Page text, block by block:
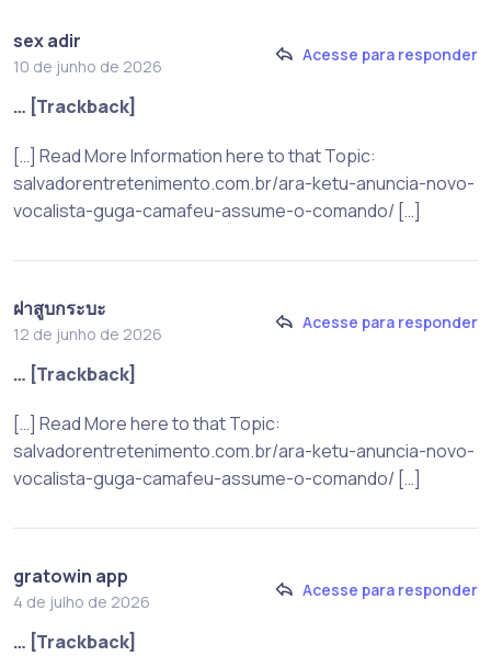
sex adir
10 de junho de 2026
Acesse para responder
… [Trackback]
[…] Read More Information here to that Topic:
salvadorentretenimento.com.br/ara-ketu-anuncia-novo-
vocalista-guga-camafeu-assume-o-comando/ […]
ฝาสูบกระบะ
12 de junho de 2026
Acesse para responder
… [Trackback]
[…] Read More here to that Topic:
salvadorentretenimento.com.br/ara-ketu-anuncia-novo-
vocalista-guga-camafeu-assume-o-comando/ […]
gratowin app
4 de julho de 2026
Acesse para responder
… [Trackback]